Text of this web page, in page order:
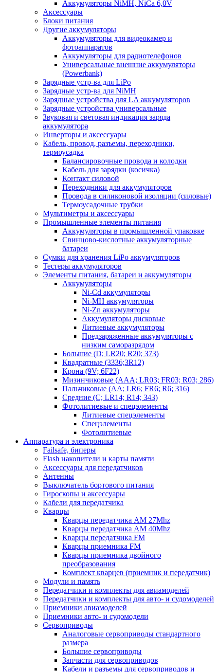
Аккумуляторы NiMH, NiCa 6,0V
Аксессуары
Блоки питания
Другие аккумуляторы
Аккумуляторы для видеокамер и
фотоаппаратов
Аккумуляторы для радиотелефонов
Универсальные внешние аккумуляторы
(Powerbank)
Зарядные устр-ва для LiPo
Зарядные устр-ва для NiMH
Зарядные устройства для LA аккумуляторов
Зарядные устройства универсальные
Звуковая и световая индикация заряда
аккумулятора
Инверторы и аксессуары
Кабель, провод, разъемы, переходники,
термоусадка
Балансировочные провода и колодки
Кабель для зарядки (косичка)
Контакт силовой
Переходники для аккумуляторов
Провода в силиконовой изоляции (силовые)
Термоусадочные трубки
Мультиметры и аксессуары
Промышленные элементы питания
Аккумуляторы в промышленной упаковке
Свинцово-кислотные аккумуляторные
батареи
Сумки для хранения LiPo аккумуляторов
Тестеры аккумуляторов
Элементы питания, батареи и аккумуляторы
Аккумуляторы
Ni-Cd аккумуляторы
Ni-MH аккумуляторы
Ni-Zn аккумуляторы
Аккумуляторы дисковые
Литиевые аккумуляторы
Предзаряженные аккумуляторы с
низким саморазрядом
Большие (D; LR20; R20; 373)
Квадратные (3336;3R12)
Крона (9V; 6F22)
Мизинчиковые (AAA; LR03; FR03; R03; 286)
Пальчиковые (AA; LR6; FR6; R6; 316)
Средние (C; LR14; R14; 343)
Фотолитиевые и спецэлементы
Литиевые спецэлементы
Спецэлементы
Фотолитиевые
Аппаратура и электроника
Failsafe, биперы
Flash накопители и карты памяти
Аксессуары для передатчиков
Антенны
Выключатель бортового питания
Гироскопы и аксессуары
Кабели для передатчика
Кварцы
Кварцы передатчика AM 27Mhz
Кварцы передатчика AM 40Mhz
Кварцы передатчика FM
Кварцы приемника FM
Кварцы приемника двойного
преобразования
Комплект кварцев (приемник и передатчик)
Модули и память
Передатчики и комплекты для авиамоделей
Передатчики и комплекты для авто- и судомоделей
Приемники авиамоделей
Приемники авто- и судомодели
Сервоприводы
Аналоговые сервоприводы стандартного
размера
Большие сервоприводы
Запчасти для сервоприводов
Кабели и разъемы для сервоприводов и